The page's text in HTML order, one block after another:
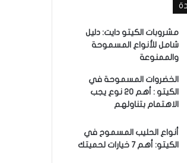
مشروبات الكيتو دايت: دليل
شامل للأنواع المسموحة
والممنوعة
الخضروات المسموحة في
الكيتو : أهم 20 نوع يجب
الاهتمام بتناولهم
أنواع الحليب المسموح في
الكيتو: أهم 7 خيارات لحميتك